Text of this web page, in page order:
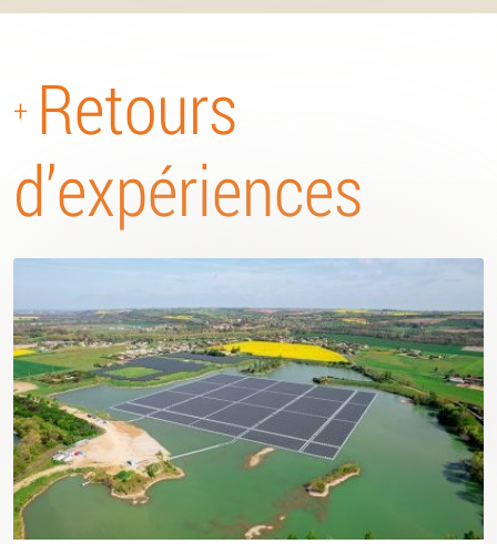
+ Retours
d’expériences